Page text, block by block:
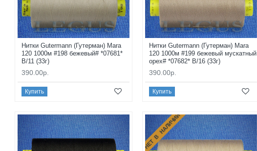
Нитки Gutermann (Гутерман) Mara
120 1000м #198 бежевый# *07681*
B/11 (33г)
390.00р.
Купить
Нитки Gutermann (Гутерман) Mara
120 1000м #199 бежевый мускатный
орех# *07682* B/16 (33г)
390.00р.
Купить
НЕТ В НАЛИЧИИ